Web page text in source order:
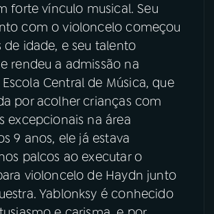
forte vínculo musical. Seu
com o violoncelo começou
de idade, e seu talento
rendeu a admissão na
Central de Música, que
por acolher crianças com
excepcionais na área
9 anos, ele já estava
palcos ao executar o
violoncelo de Haydn junto
Yablonksy é conhecido